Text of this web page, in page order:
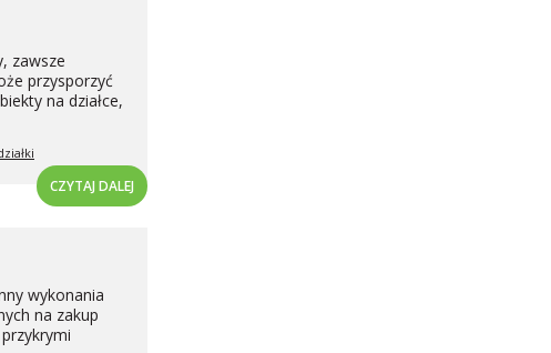
zawsze
przysporzyć
na działce,
CZYTAJ DALEJ
wykonania
na zakup